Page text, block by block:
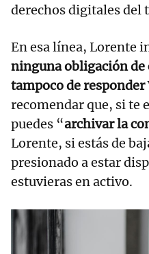
derechos digitales del
En esa línea, Lorente
ninguna obligación de
tampoco de responder
recomendar que, si te
puedes “archivar la
Lorente, si estás de
presionado a estar
estuvieras en activo.